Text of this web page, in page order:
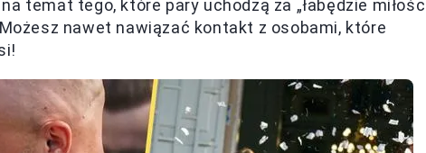
temat tego, które pary uchodzą za „łabędzie
nawet nawiązać kontakt z osobami, które